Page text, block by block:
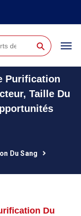
⚲
Purification
Taille Du
Du Sang
Du